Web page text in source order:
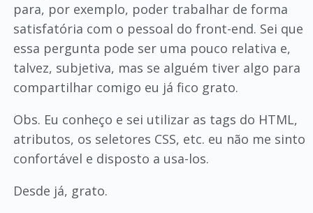
para, por exemplo, poder trabalhar de forma
satisfatória com o pessoal do front-end. Sei que
essa pergunta pode ser uma pouco relativa e,
talvez, subjetiva, mas se alguém tiver algo para
compartilhar comigo eu já fico grato.
Obs. Eu conheço e sei utilizar as tags do HTML,
atributos, os seletores CSS, etc. eu não me sinto
confortável e disposto a usa-los.
Desde já, grato.